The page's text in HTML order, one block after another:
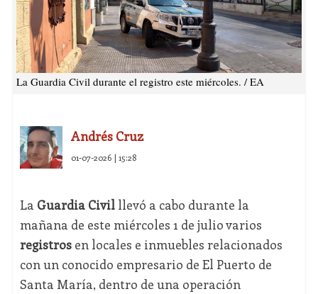
La Guardia Civil durante el registro este miércoles. / EA
Andrés Cruz
01-07-2026 | 15:28
La Guardia Civilllevó a cabo durante la
mañana de este miércoles 1 de julio varios
registrosen locales e inmuebles relacionados
con un conocido empresario de El Puerto de
Santa María, dentro de una operación